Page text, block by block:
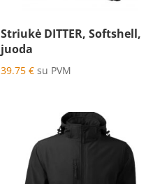
Striukė DITTER, Softshell,
juoda
39.75 € su PVM